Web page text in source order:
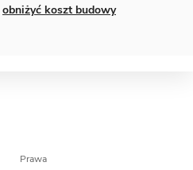
obniżyć koszt budowy
Prawa